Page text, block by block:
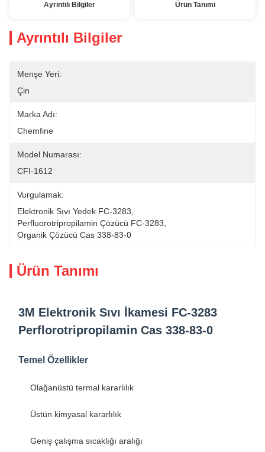
Ayrıntılı Bilgiler Ürün Tanımı
Ayrıntılı Bilgiler
Menşe Yeri:
Çin
Marka Adı:
Chemfine
Model Numarası:
CFI-1612
Vurgulamak:
Elektronik Sıvı Yedek FC-3283
Perfluorotripropilamin Çözücü FC-3283
Organik Çözücü Cas 338-83-0
Ürün Tanımı
3M Elektronik Sıvı İkamesi FC-3283
Perflorotripropilamin Cas 338-83-0
Temel Özellikler
Olağanüstü termal kararlılık
Üstün kimyasal kararlılık
Geniş çalışma sıcaklığı aralığı